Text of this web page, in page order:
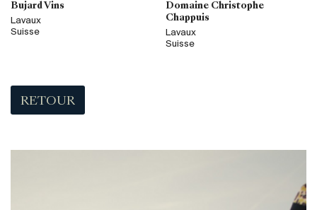
Bujard Vins
Lavaux
Suisse
Domaine Christophe
Chappuis
Lavaux
Suisse
RETOUR